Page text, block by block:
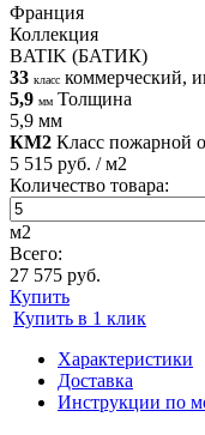
Франция
Коллекция
BATIK (БАТИК)
33 класс коммерческий,
5,9 мм Толщина
5,9 мм
КМ2 Класс пожарной
5 515 руб. / м2
Количество товара:
м2
Всего:
27 575 руб.
Купить
Купить в 1 клик
Характеристики
Доставка
Инструкции по